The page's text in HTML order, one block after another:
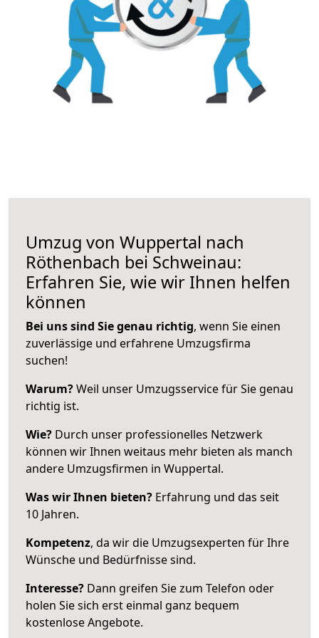
Umzug von Wuppertal nach
Röthenbach bei Schweinau:
Erfahren Sie, wie wir Ihnen helfen
können
Bei uns sind Sie genau richtig, wenn Sie einen
zuverlässige und erfahrene Umzugsfirma
suchen!
Warum?Weil unser Umzugsservice für Sie genau
richtig ist.
Wie? Durch unser professionelles Netzwerk
können wir Ihnen weitaus mehr bieten als manch
andere Umzugsfirmen in Wuppertal.
Was wir Ihnen bieten? Erfahrung und das seit
10 Jahren.
Kompetenz, da wir die Umzugsexperten für Ihre
Wünsche und Bedürfnisse sind.
Interesse? Dann greifen Sie zum Telefon oder
holen Sie sich erst einmal ganz bequem
kostenlose Angebote.